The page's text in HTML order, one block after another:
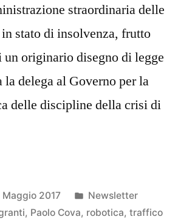
straordinaria delle
stato di insolvenza, frutto
originario disegno di legge
la delega al Governo per la
delle discipline della crisi di
Maggio 2017
Pubblicato
in
Newsletter
, Paolo Cova, robotica, traffico